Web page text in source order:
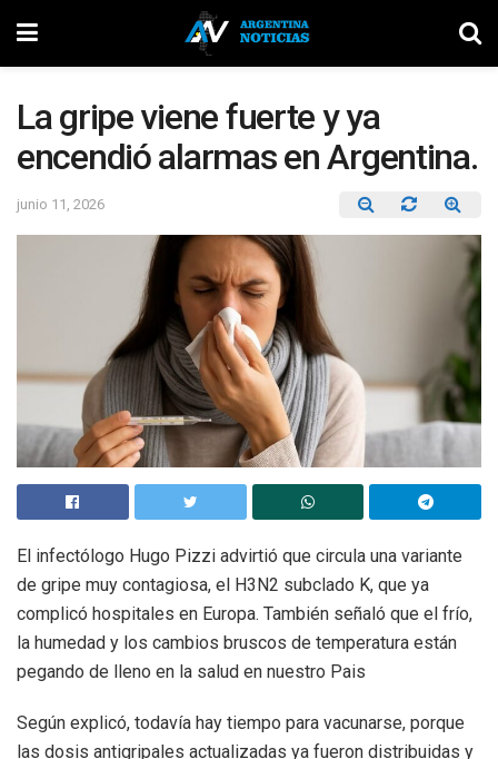
La gripe viene fuerte y ya
encendió alarmas en Argentina.
junio 11, 2026
El infectólogo Hugo Pizzi advirtió que circula una variante
de gripe muy contagiosa, el H3N2 subclado K, que ya
complicó hospitales en Europa. También señaló que el frío,
la humedad y los cambios bruscos de temperatura están
pegando de lleno en la salud en nuestro Pais
Según explicó, todavía hay tiempo para vacunarse, porque
las dosis antigripales actualizadas ya fueron distribuidas y